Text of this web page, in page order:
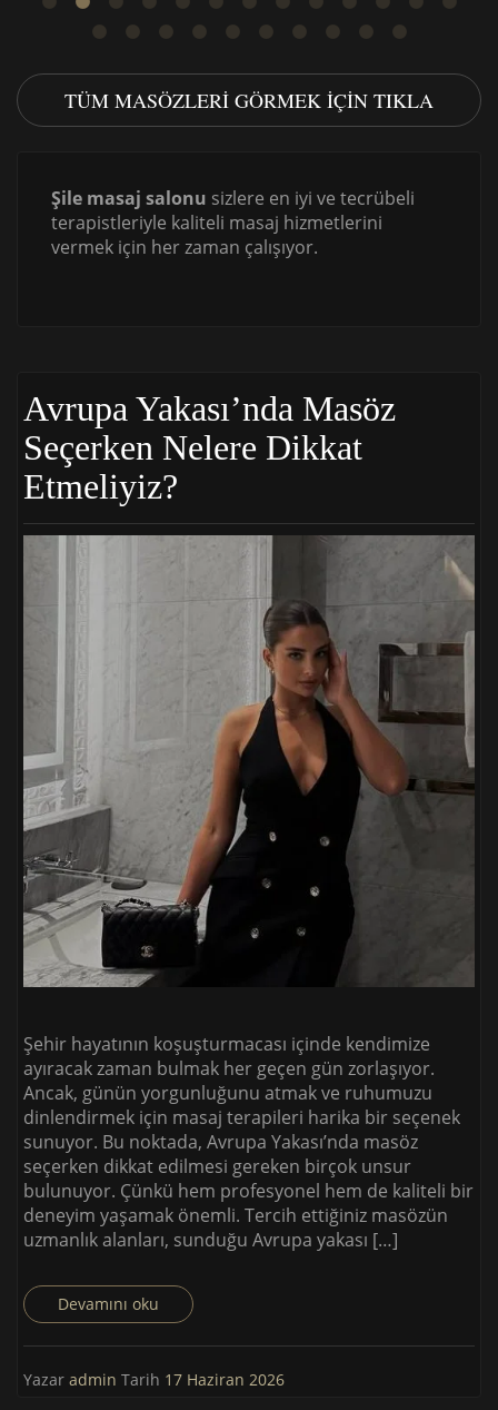
TÜM MASÖZLERI GÖRMEK IÇIN TIKLA
Şile masaj salonu sizlere en iyi ve tecrübeli
terapistleriyle kaliteli masaj hizmetlerini
vermek için her zaman çalışıyor.
Avrupa Yakası’nda Masöz
Seçerken Nelere Dikkat
Etmeliyiz?
Şehir hayatının koşuşturmacası içinde kendimize
ayıracak zaman bulmak her geçen gün zorlaşıyor.
Ancak, günün yorgunluğunu atmak ve ruhumuzu
dinlendirmek için masaj terapileri harika bir seçenek
sunuyor. Bu noktada, Avrupa Yakası’nda masöz
seçerken dikkat edilmesi gereken birçok unsur
bulunuyor. Çünkü hem profesyonel hem de kaliteli bir
deneyim yaşamak önemli. Tercih ettiğiniz masözün
uzmanlık alanları, sunduğu Avrupa yakası […]
Devamını oku
Yazar admin Tarih 17 Haziran 2026